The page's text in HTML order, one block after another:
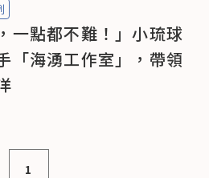
一點都不難！」小琉球
「海湧工作室」，帶領
1